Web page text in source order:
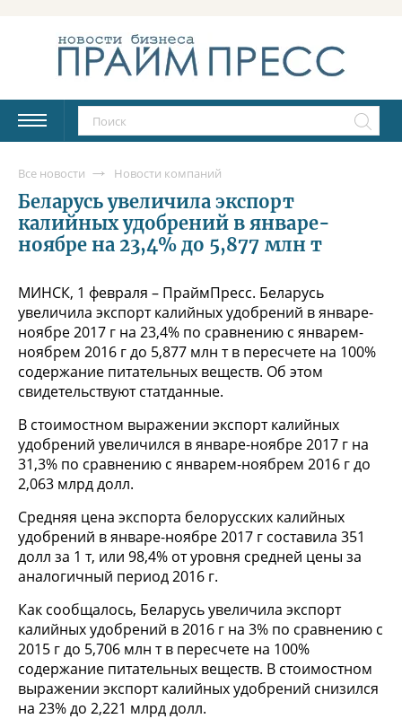
Все новости Новости компаний
Беларусь увеличила экспорт
калийных удобрений в январе-
ноябре на 23,4% до 5,877 млн т
МИНСК, 1 февраля – ПраймПресс. Беларусь
увеличила экспорт калийных удобрений в январе-
ноябре 2017 г на 23,4% по сравнению с январем-
ноябрем 2016 г до 5,877 млн т в пересчете на 100%
содержание питательных веществ. Об этом
свидетельствуют статданные.
В стоимостном выражении экспорт калийных
удобрений увеличился в январе-ноябре 2017 г на
31,3% по сравнению с январем-ноябрем 2016 г до
2,063 млрд долл.
Средняя цена экспорта белорусских калийных
удобрений в январе-ноябре 2017 г составила 351
долл за 1 т, или 98,4% от уровня средней цены за
аналогичный период 2016 г.
Как сообщалось, Беларусь увеличила экспорт
калийных удобрений в 2016 г на 3% по сравнению с
2015 г до 5,706 млн т в пересчете на 100%
содержание питательных веществ. В стоимостном
выражении экспорт калийных удобрений снизился
на 23% до 2,221 млрд долл.